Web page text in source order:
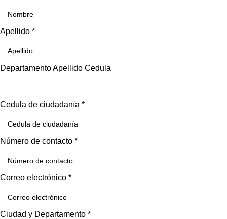
Apellido *
Departamento Apellido Cedula
Cedula de ciudadanía *
Número de contacto *
Correo electrónico *
Ciudad y Departamento *